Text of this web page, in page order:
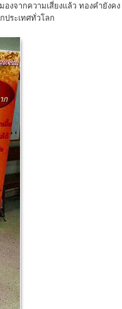
งจากความเสี่ยงแล้ว ทองคำยังคง
ประเทศทั่วโลก